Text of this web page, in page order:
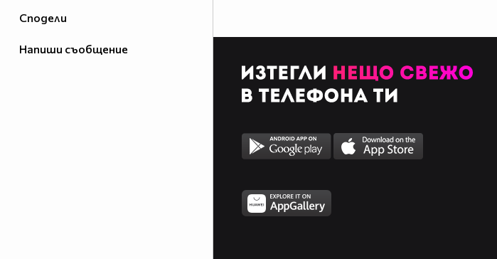
Сподели
Напиши съобщение